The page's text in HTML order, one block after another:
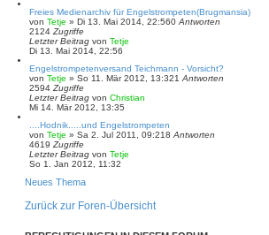
Freies Medienarchiv für Engelstrompeten(Brugmansia)
von Tetje » Di 13. Mai 2014, 22:560 Antworten
2124 Zugriffe
Letzter Beitrag von Tetje
Di 13. Mai 2014, 22:56
Engelstrompetenversand Teichmann - Vorsicht?
von Tetje » So 11. Mär 2012, 13:321 Antworten
2594 Zugriffe
Letzter Beitrag von Christian
Mi 14. Mär 2012, 13:35
....Hodnik.....und Engelstrompeten
von Tetje » Sa 2. Jul 2011, 09:218 Antworten
4619 Zugriffe
Letzter Beitrag von Tetje
So 1. Jan 2012, 11:32
Neues Thema
Zurück zur Foren-Übersicht